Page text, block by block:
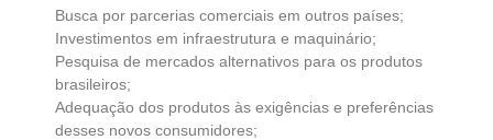
Busca por parcerias comerciais em outros países;
Investimentos em infraestrutura e maquinário;
Pesquisa de mercados alternativos para os produtos
brasileiros;
Adequação dos produtos às exigências e preferências
desses novos consumidores;